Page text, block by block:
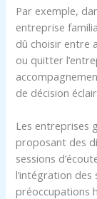
Par exemple,
entreprise
dû choisir entre
ou quitter
de décision
Les entreprises
proposant des
sessions
l’intégration des
préoccupations